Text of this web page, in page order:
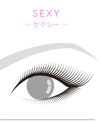
SEXY
― セクシー ―